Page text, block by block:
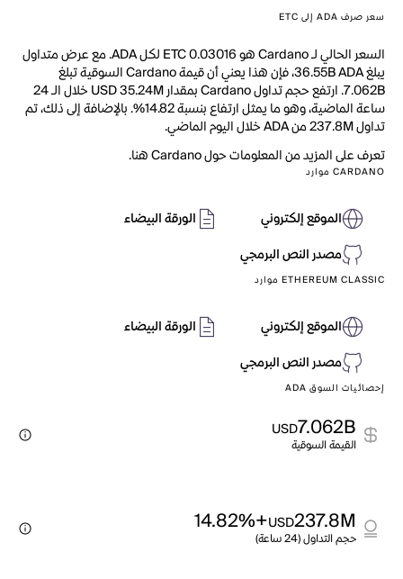
سعر صرف ADA إلى ETC
السعر الحالي لـ Cardano هو ETC 0.03016 لكل ADA. مع عرض متداول
يبلغ 36.55B ADA، فإن هذا يعني أن قيمة Cardano السوقية تبلغ
7.062B. ارتفع حجم تداول Cardano بمقدار USD 35.24M خلال الـ 24
ساعة الماضية، وهو ما يمثل ارتفاع بنسبة 14.82%. بالإضافة إلى ذلك، تم
تداول 237.8M من ADA خلال اليوم الماضي.
تعرف على المزيد من المعلومات حول Cardano هنا.
CARDANO موارد
الموقع إلكتروني
الورقة البيضاء
مصدر النص البرمجي
ETHEREUM CLASSIC موارد
الموقع إلكتروني
الورقة البيضاء
مصدر النص البرمجي
إحصائيات السوق ADA
7.062B
USD
القيمة السوقية
237.8M
USD
+14.82%
حجم التداول (24 ساعة)